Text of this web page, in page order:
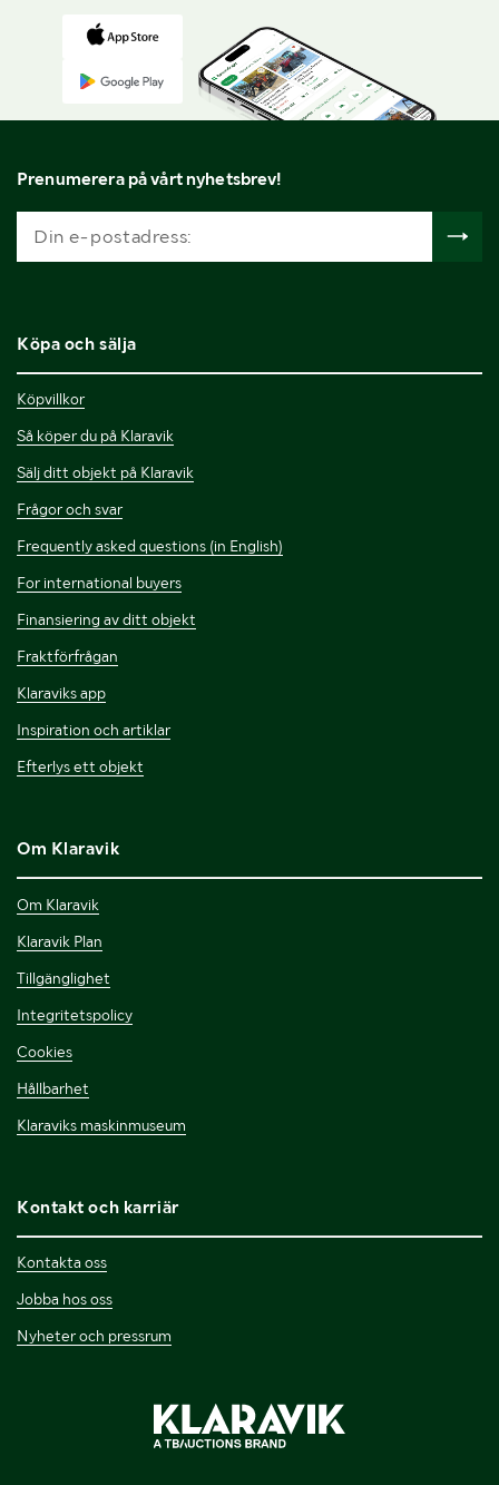
Prenumerera på vårt nyhetsbrev!
Köpa och sälja
Köpvillkor
Så köper du på Klaravik
Sälj ditt objekt på Klaravik
Frågor och svar
Frequently asked questions (in English)
For international buyers
Finansiering av ditt objekt
Fraktförfrågan
Klaraviks app
Inspiration och artiklar
Efterlys ett objekt
Om Klaravik
Om Klaravik
Klaravik Plan
Tillgänglighet
Integritetspolicy
Cookies
Hållbarhet
Klaraviks maskinmuseum
Kontakt och karriär
Kontakta oss
Jobba hos oss
Nyheter och pressrum